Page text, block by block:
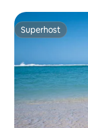
Superhost
Superhost